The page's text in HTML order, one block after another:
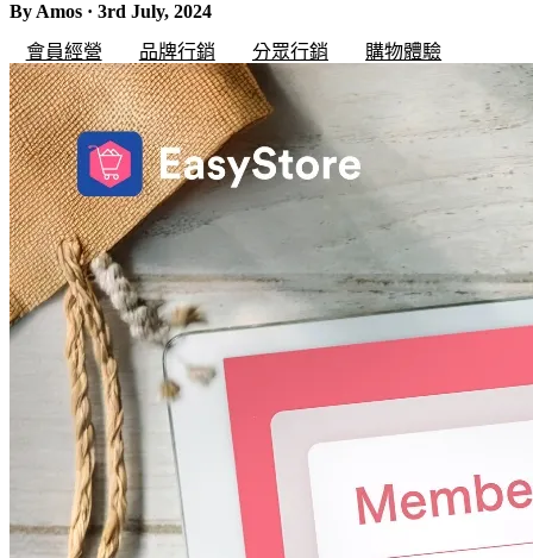
By Amos · 3rd July, 2024
會員經營
品牌行銷 分眾行銷 購物體驗